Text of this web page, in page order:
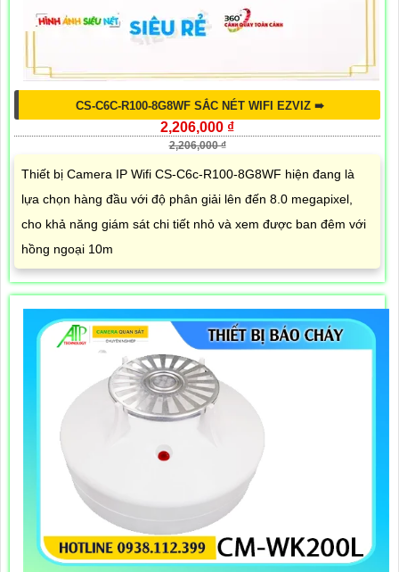
CS-C6C-R100-8G8WF SẮC NÉT WIFI EZVIZ ➠
2,206,000 ₫
2,206,000 ₫
Thiết bị Camera IP Wifi CS-C6c-R100-8G8WF hiện đang là
lựa chọn hàng đầu với độ phân giải lên đến 8.0 megapixel,
cho khả năng giám sát chi tiết nhỏ và xem được ban đêm với
hồng ngoại 10m